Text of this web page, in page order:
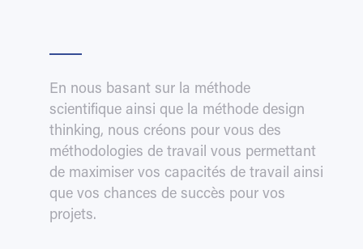
En nous basant sur la méthode
scientifique ainsi que la méthode design
thinking, nous créons pour vous des
méthodologies de travail vous permettant
de maximiser vos capacités de travail ainsi
que vos chances de succès pour vos
projets.